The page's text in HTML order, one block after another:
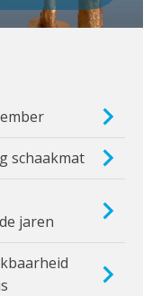
schaakmat
jaren